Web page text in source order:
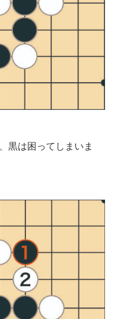
黒は困ってしまいま